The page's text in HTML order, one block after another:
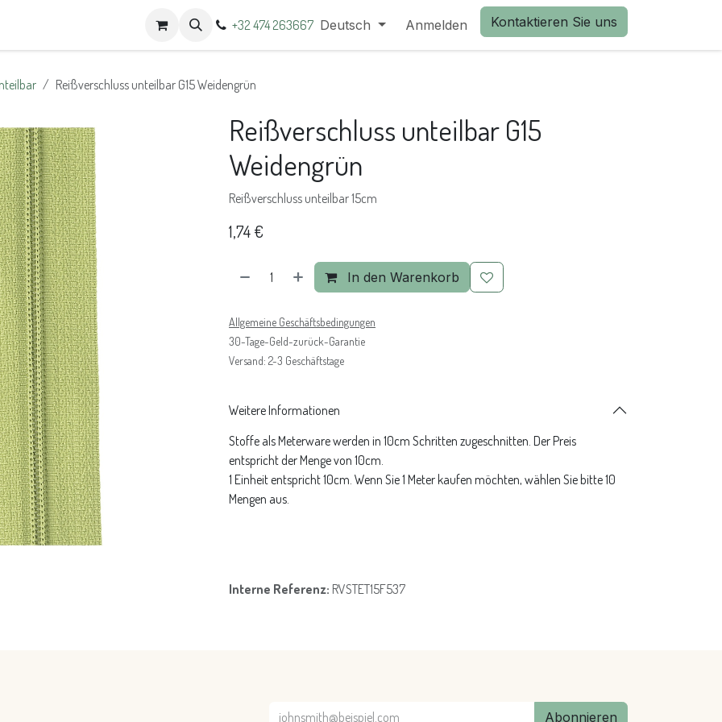
+32 474 263667 Deutsch Anmelden Kontaktieren Sie uns
Reißverschluss unteilbar G15 Weidengrün
Reißverschluss unteilbar G15
Weidengrün
Reißverschluss unteilbar 15cm
1,74€
In den Warenkorb
Allgemeine Geschäftsbedingungen
30-Tage-Geld-zurück-Garantie
Versand: 2-3 Geschäftstage
Weitere Informationen
Stoffe als Meterware werden in 10cm Schritten zugeschnitten. Der Preis
entspricht der Menge von 10cm.
1 Einheit entspricht 10cm. Wenn Sie 1 Meter kaufen möchten, wählen Sie bitte 10
Mengen aus.
Interne Referenz: RVSTET15F537
Abonnieren